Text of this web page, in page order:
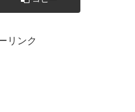
リンク